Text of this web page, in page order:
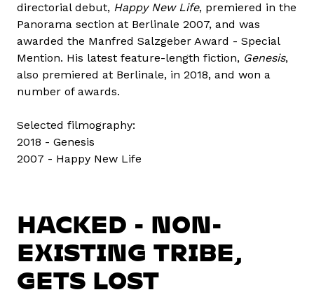
directorial debut, Happy New Life, premiered in the
Panorama section at Berlinale 2007, and was
awarded the Manfred Salzgeber Award - Special
Mention. His latest feature-length fiction, Genesis,
also premiered at Berlinale, in 2018, and won a
number of awards.
Selected filmography:
2018 - Genesis
2007 - Happy New Life
HACKED - NON-
EXISTING TRIBE,
GETS LOST